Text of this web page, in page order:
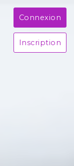
Connexion
Inscription